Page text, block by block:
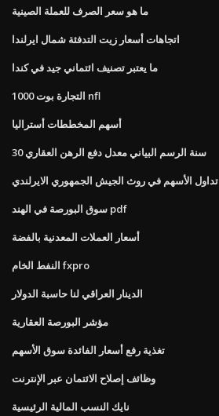
ما هو سعر الصرف للعملة الصينية
اتجاهات أسعار زيت التدفئة شمال ايرلندا
ما يعتبر تصنيف ائتماني جيد في كندا
التجارة بوت 1000 nfl
أسهم المخططات أستراليا
30 سنة الرسم البياني معدل دفع الرهن العقاري
تداول الأسهم في روث الجيش الجمهوري الايرلندي
سوق البورصة في الهند pdf
أسعار العملات المعدنية بالفضة
النفط الخام fxpro
الدينار العراقي لنا حاسبة الدولار
مؤشر البورصة العقارية
تغذية رفع أسعار الفائدة سوق الأسهم
وظائف إصلاح الائتمان عبر الإنترنت
نايك النسب المالية الرئيسية